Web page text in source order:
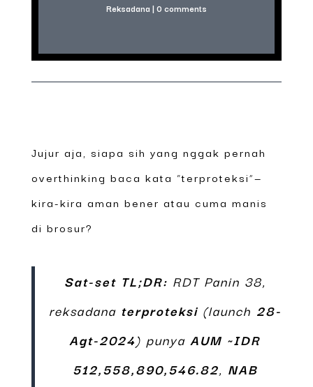
Reksadana | 0 comments
Jujur aja, siapa sih yang nggak pernah
overthinking baca kata “terproteksi”—
kira-kira aman bener atau cuma manis
di brosur?
Sat-set TL;DR: RDT Panin 38,
reksadana terproteksi(launch 28-
Agt-2024) punya AUM ~IDR
512,558,890,546.82, NAB